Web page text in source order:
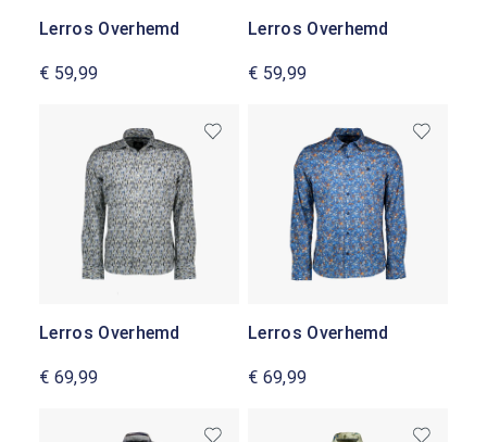
Lerros Overhemd
€ 59,99
Lerros Overhemd
€ 59,99
Lerros Overhemd
€ 69,99
Lerros Overhemd
€ 69,99